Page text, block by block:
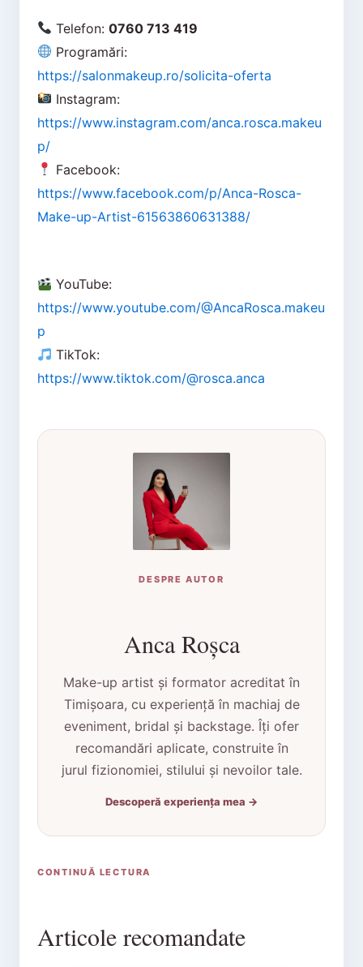
Telefon:0760 713 419
Programări:
https://salonmakeup.ro/solicita-oferta
Instagram:
https://www.instagram.com/anca.rosca.makeu
p/
Facebook:
https://www.facebook.com/p/Anca-Rosca-
Make-up-Artist-61563860631388/
YouTube:
https://www.youtube.com/@AncaRosca.makeu
p
TikTok:
https://www.tiktok.com/@rosca.anca
DESPRE AUTOR
Anca Roșca
Make-up artist și formator acreditat în
Timișoara, cu experiență în machiaj de
eveniment, bridal și backstage. Îți ofer
recomandări aplicate, construite în
jurul fizionomiei, stilului și nevoilor tale.
Descoperă experiența mea →
CONTINUĂ LECTURA
Articole recomandate